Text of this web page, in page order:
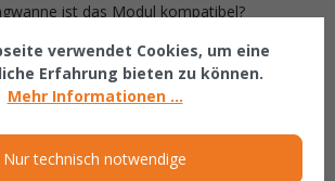
ist das Modul kompatibel?
Typ MAW entwickelt.
korrosionsgeschützt?
geschützt.
verwendet Cookies, um eine
Erfahrung bieten zu können.
Mehr Informationen ...
Nur technisch notwendige